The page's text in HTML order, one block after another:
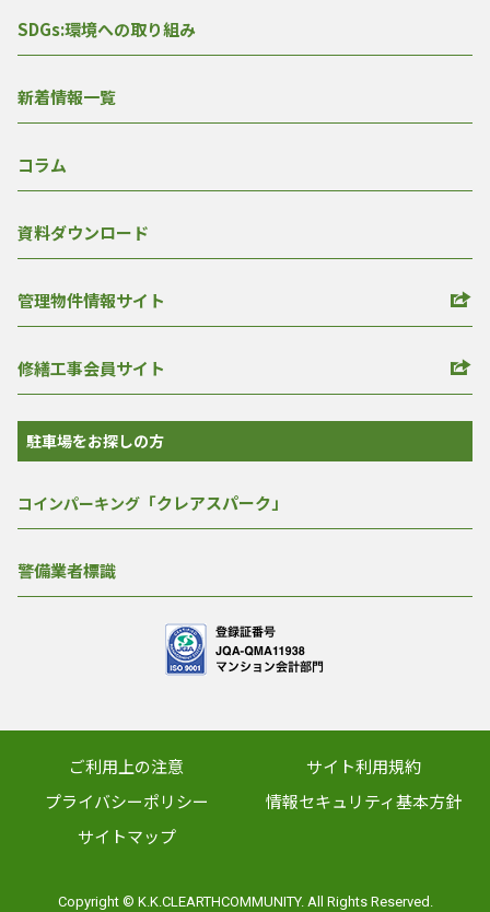
SDGs:環境への取り組み
新着情報一覧
コラム
資料ダウンロード
管理物件情報サイト
修繕工事会員サイト
駐車場をお探しの方
コインパーキング 「クレアスパーク」
警備業者標識
ご利用上の注意
サイト利用規約
プライバシーポリシー
情報セキュリティ基本方針
サイトマップ
Copyright © K.K.CLEARTHCOMMUNITY. All Rights Reserved.